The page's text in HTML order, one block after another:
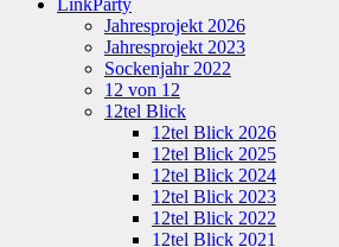
LinkParty
Jahresprojekt 2026
Jahresprojekt 2023
Sockenjahr 2022
12 von 12
12tel Blick
12tel Blick 2026
12tel Blick 2025
12tel Blick 2024
12tel Blick 2023
12tel Blick 2022
12tel Blick 2021